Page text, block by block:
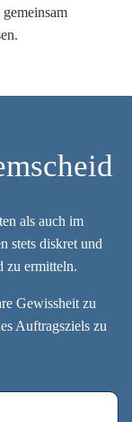
als auch im
stets diskret und
zu ermitteln.
Gewissheit zu
Auftragsziels zu